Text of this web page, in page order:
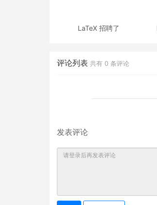
LaTeX 招聘了
评论列表 共有 0 条评论
发表评论